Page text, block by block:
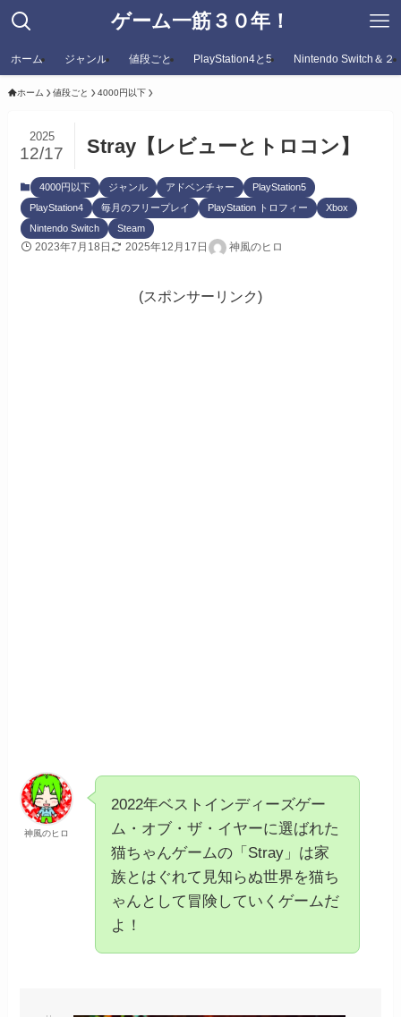
ゲーム一筋３０年！
ホーム ジャンル 値段ごと PlayStation4と5 Nintendo Switch＆２
ホーム 値段ごと 4000円以下
Stray【レビューとトロコン】
2025
12/17
4000円以下 ジャンル アドベンチャー
PlayStation5
PlayStation4
毎月のフリープレイ PlayStation トロフィー
Xbox
Nintendo Switch
Steam
2023年7月18日 2025年12月17日 神風のヒロ
(スポンサーリンク)
神風のヒロ
2022年ベストインディーズゲー
ム・オブ・ザ・イヤーに選ばれた
猫ちゃんゲームの「Stray」は家
族とはぐれて見知らぬ世界を猫ち
ゃんとして冒険していくゲームだ
よ！